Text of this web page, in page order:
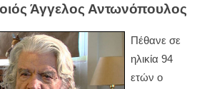
Άγγελος Αντωνόπουλος
Πέθανε σε
ηλικία 94
ετών ο